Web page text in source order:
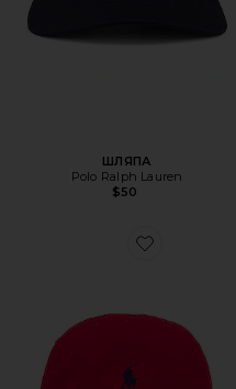
ШЛЯПА
Polo Ralph Lauren
$50
Favorite ШЛЯПА